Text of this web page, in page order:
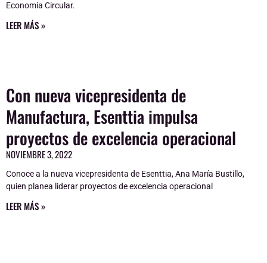
Economía Circular.
LEER MÁS »
Con nueva vicepresidenta de
Manufactura, Esenttia impulsa
proyectos de excelencia operacional
NOVIEMBRE 3, 2022
Conoce a la nueva vicepresidenta de Esenttia, Ana María Bustillo,
quien planea liderar proyectos de excelencia operacional
LEER MÁS »